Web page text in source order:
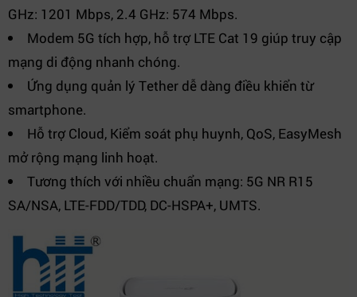
GHz: 1201 Mbps, 2.4 GHz: 574 Mbps.
Modem 5G tích hợp, hỗ trợ LTE Cat 19 giúp truy cập
mạng di động nhanh chóng.
Ứng dụng quản lý Tether dễ dàng điều khiển từ
smartphone.
Hỗ trợ Cloud, Kiểm soát phụ huynh, QoS, EasyMesh
mở rộng mạng linh hoạt.
Tương thích với nhiều chuẩn mạng: 5G NR R15
SA/NSA, LTE-FDD/TDD, DC-HSPA+, UMTS.